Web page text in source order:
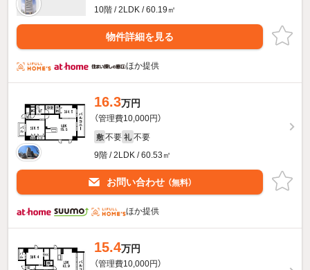
10階 / 2LDK / 60.19㎡
物件詳細を見る
ほか提供
16.3万円
（管理費10,000円）
敷 不要 礼 不要
9階 / 2LDK / 60.53㎡
お問い合わせ （無料）
ほか提供
15.4万円
（管理費10,000円）